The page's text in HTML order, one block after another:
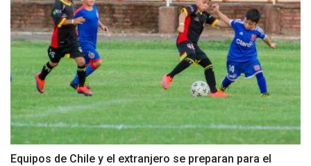
Equipos de Chile y el extranjero se preparan para el